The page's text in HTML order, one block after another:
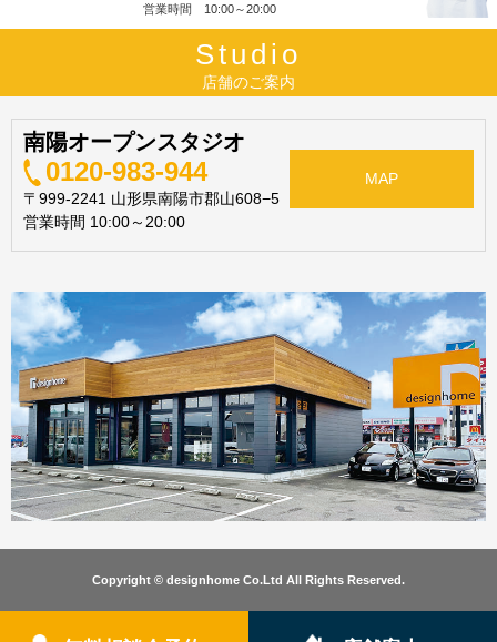
営業時間 10:00～20:00
Studio
店舗のご案内
南陽オープンスタジオ
0120-983-944
〒999-2241 山形県南陽市郡山608−5
営業時間 10:00～20:00
MAP
Copyright © designhome Co.Ltd All Rights Reserved.